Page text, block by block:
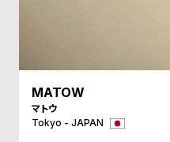
B
S
MATOW
マトウ
Tokyo - JAPAN